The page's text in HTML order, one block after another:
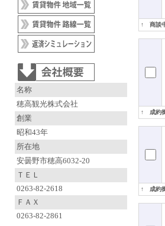
名称
穂高観光株式会社
創業
昭和43年
所在地
安曇野市穂高6032-20
ＴＥＬ
0263-82-2618
ＦＡＸ
0263-82-2861
↑ 商談
↑ 成約
↑ 成約